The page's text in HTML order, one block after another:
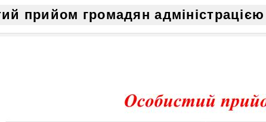
прийом громадян